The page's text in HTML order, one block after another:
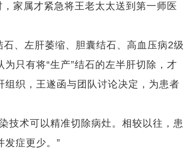
家属才紧急将王老太太送到第一师医
、左肝萎缩、胆囊结石、高血压病2级
只有将“生产”结石的左半肝切除，才
织，王遂函与团队讨论决定，为患者
术可以精准切除病灶。相较以往，患
发症更少。”